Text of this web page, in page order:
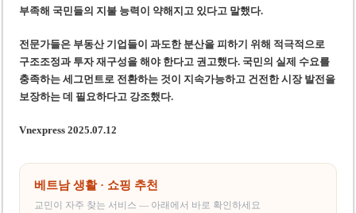
부족해 국민들의 지불 능력이 약해지고 있다고 말했다.
전문가들은 부동산 기업들이 과도한 분산을 피하기 위해 적극적으로
구조조정과 투자 재구성을 해야 한다고 권고했다. 국민의 실제 수요를
충족하는 세그먼트로 전환하는 것이 지속가능하고 건전한 시장 발전을
보장하는 데 필요하다고 강조했다.
Vnexpress 2025.07.12
베트남 생활 · 쇼핑 추천
교민이 자주 찾는 서비스 — 아래에서 바로 확인하세요